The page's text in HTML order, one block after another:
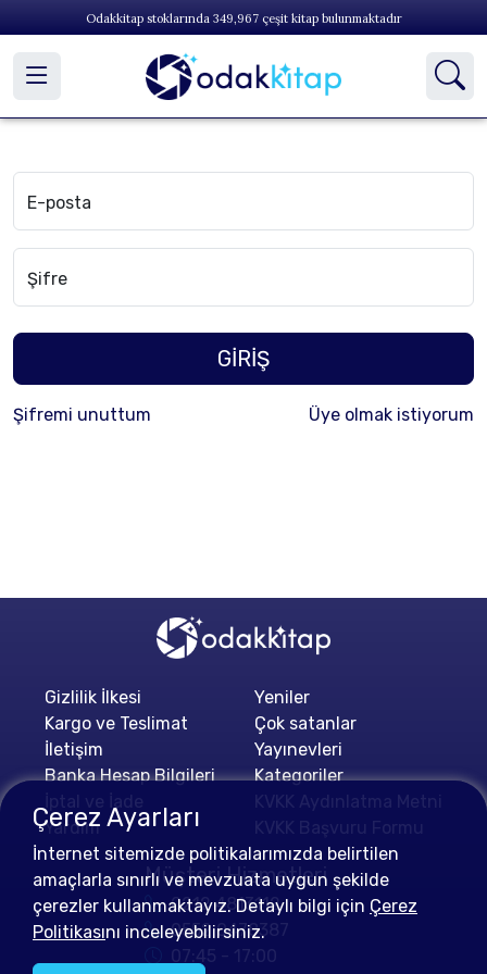
Odakkitap stoklarında 349,967çeşit kitap bulunmaktadır
E-posta
Şifre
GİRİŞ
Şifremi unuttum Üye olmak istiyorum
Gizlilik İlkesi
Kargo ve Teslimat
İletişim
Banka Hesap Bilgileri
Yardım
Yeniler
Çok satanlar
Yayınevleri
Kategoriler
Müşteri Hizmetleri
0212 4813112
0552 0478387
07:45 - 17:00
Çerez Ayarları
İnternet sitemizde politikalarımızda belirtilen
amaçlarla sınırlı ve mevzuata uygun şekilde
çerezler kullanmaktayız. Detaylı bilgi için Çerez
Politikasını inceleyebilirsiniz.